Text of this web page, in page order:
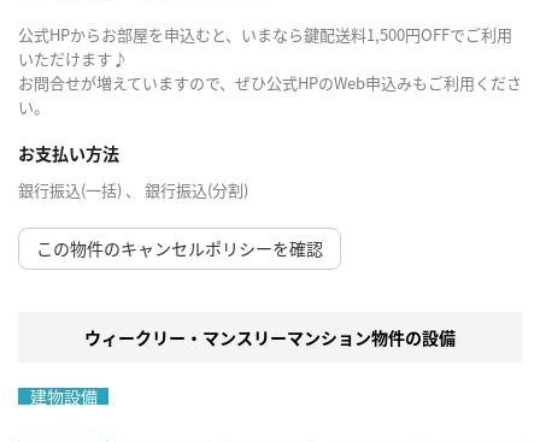
公式HPからお部屋を申込むと、いまなら鍵配送料1,500円OFFでご利用
いただけます♪
お問合せが増えていますので、ぜひ公式HPのWeb申込みもご利用くださ
い。
お支払い方法
銀行振込(一括) 、 銀行振込(分割)
この物件のキャンセルポリシーを確認
ウィークリー・マンスリーマンション物件の設備
建物設備